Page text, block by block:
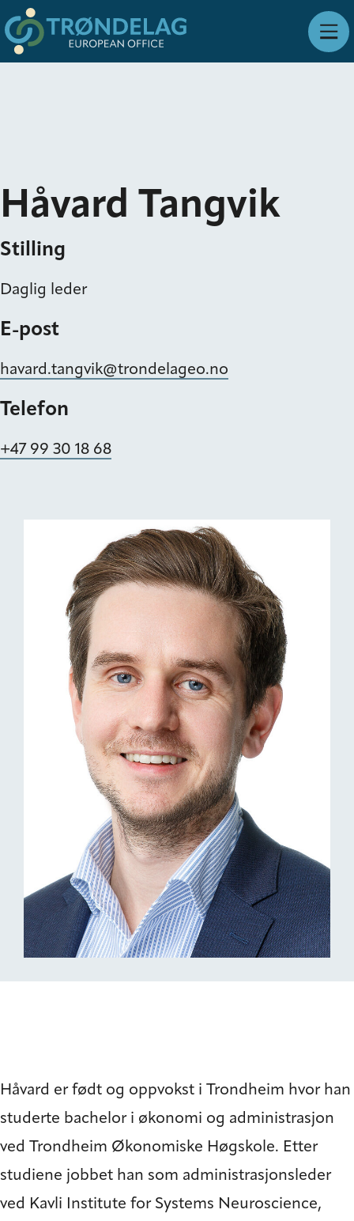
Håvard Tangvik
Stilling
Daglig leder
E-post
havard.tangvik@trondelageo.no
Telefon
+47 99 30 18 68
Håvard er født og oppvokst i Trondheim hvor han
studerte bachelor i økonomi og administrasjon
ved Trondheim Økonomiske Høgskole. Etter
studiene jobbet han som administrasjonsleder
ved Kavli Institute for Systems Neuroscience,